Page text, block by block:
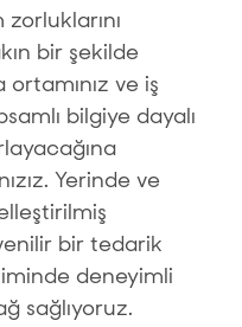
bir şekilde
ortamınız ve iş
bilgiye dayalı
Yerinde ve
bir tedarik
deneyimli
sağlıyoruz.